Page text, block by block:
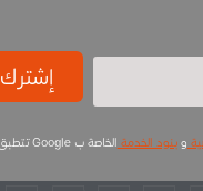
إشترك
وبنود الخدمة الخاصة ب Google تتطبق.